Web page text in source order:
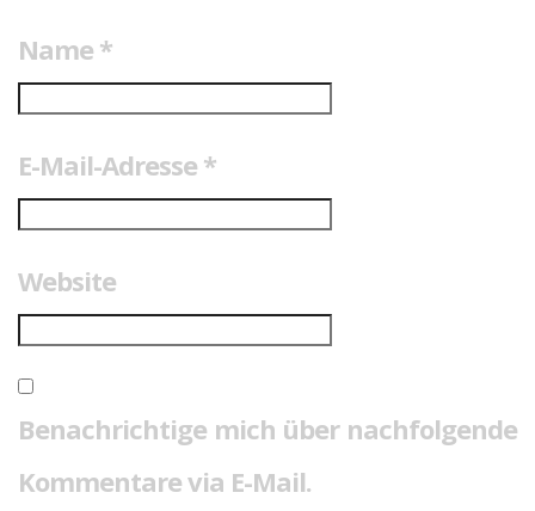
Name *
E-Mail-Adresse *
Website
Benachrichtige mich über nachfolgende
Kommentare via E-Mail.